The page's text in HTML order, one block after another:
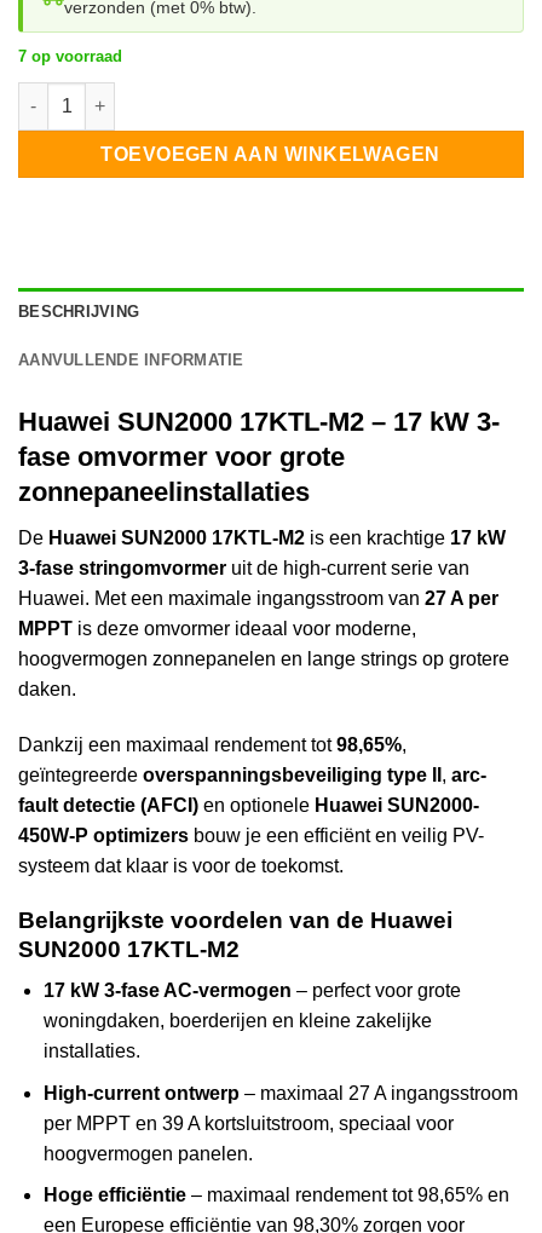
verzonden (met 0% btw).
7 op voorraad
Huawei SUN2000 17KTL-M2 aantal
TOEVOEGEN AAN WINKELWAGEN
BESCHRIJVING
AANVULLENDE INFORMATIE
Huawei SUN2000 17KTL-M2 – 17 kW 3-
fase omvormer voor grote
zonnepaneelinstallaties
De Huawei SUN2000 17KTL-M2 is een krachtige 17 kW
3-fase stringomvormer uit de high-current serie van
Huawei. Met een maximale ingangsstroom van 27 A per
MPPT is deze omvormer ideaal voor moderne,
hoogvermogen zonnepanelen en lange strings op grotere
daken.
Dankzij een maximaal rendement tot98,65%,
geïntegreerde overspanningsbeveiliging type II , arc-
fault detectie (AFCI) en optionele Huawei SUN2000-
450W-P optimizers bouw je een efficiënt en veilig PV-
systeem dat klaar is voor de toekomst.
Belangrijkste voordelen van de Huawei
SUN2000 17KTL-M2
17 kW 3-fase AC-vermogen – perfect voor grote
woningdaken, boerderijen en kleine zakelijke
installaties.
High-current ontwerp– maximaal 27 A ingangsstroom
per MPPT en 39 A kortsluitstroom, speciaal voor
hoogvermogen panelen.
Hoge efficiëntie– maximaal rendement tot 98,65% en
een Europese efficiëntie van 98,30% zorgen voor